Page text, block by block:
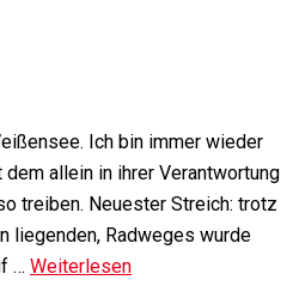
Ich bin immer wieder
allein in ihrer Verantwortung
treiben. Neuester Streich: trotz
liegenden, Radweges wurde
… Weiterlesen